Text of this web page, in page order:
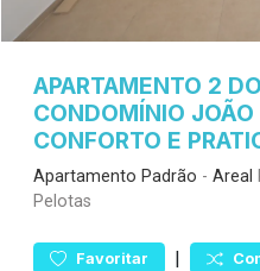
APARTAMENTO 2
CONDOMÍNIO JOÃO
CONFORTO E
Apartamento Padrão - Areal
Pelotas
Favoritar |